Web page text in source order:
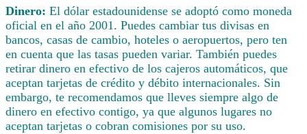
Dinero: El dólar estadounidense se adoptó como moneda
oficial en el año 2001. Puedes cambiar tus divisas en
bancos, casas de cambio, hoteles o aeropuertos, pero ten
en cuenta que las tasas pueden variar. También puedes
retirar dinero en efectivo de los cajeros automáticos, que
aceptan tarjetas de crédito y débito internacionales. Sin
embargo, te recomendamos que lleves siempre algo de
dinero en efectivo contigo, ya que algunos lugares no
aceptan tarjetas o cobran comisiones por su uso.